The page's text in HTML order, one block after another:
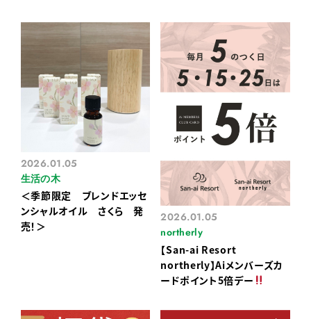
2026.01.05
生活の木
＜季節限定 ブレンドエッセ
ンシャルオイル さくら 発
売！＞
2026.01.05
northerly
【San-ai Resort
northerly】Aiメンバーズカ
ードポイント5倍デー